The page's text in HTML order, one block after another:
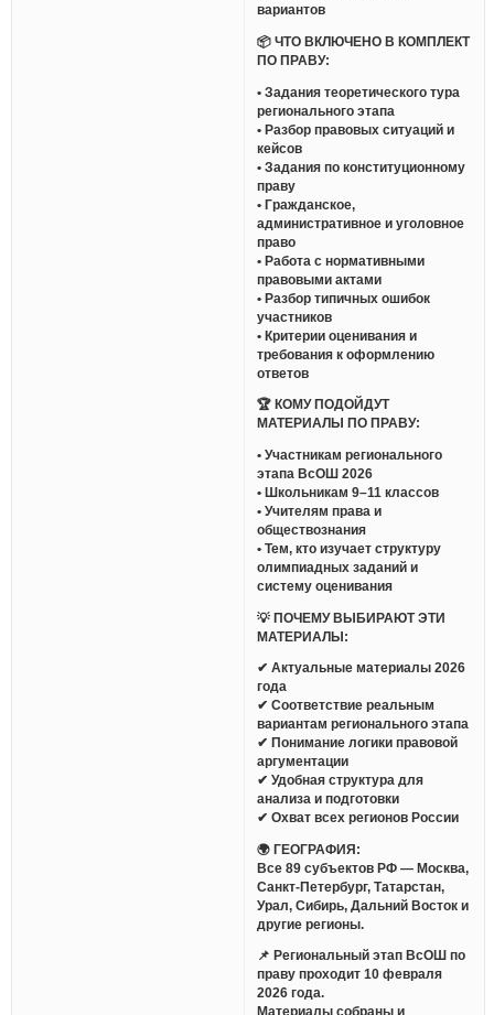
вариантов
📦 ЧТО ВКЛЮЧЕНО В КОМПЛЕКТ
ПО ПРАВУ:
• Задания теоретического тура
регионального этапа
• Разбор правовых ситуаций и
кейсов
• Задания по конституционному
праву
• Гражданское,
административное и уголовное
право
• Работа с нормативными
правовыми актами
• Разбор типичных ошибок
участников
• Критерии оценивания и
требования к оформлению
ответов
🏆 КОМУ ПОДОЙДУТ
МАТЕРИАЛЫ ПО ПРАВУ:
• Участникам регионального
этапа ВсОШ 2026
• Школьникам 9–11 классов
• Учителям права и
обществознания
• Тем, кто изучает структуру
олимпиадных заданий и
систему оценивания
💡 ПОЧЕМУ ВЫБИРАЮТ ЭТИ
МАТЕРИАЛЫ:
✔ Актуальные материалы 2026
года
✔ Соответствие реальным
вариантам регионального этапа
✔ Понимание логики правовой
аргументации
✔ Удобная структура для
анализа и подготовки
✔ Охват всех регионов России
🌍 ГЕОГРАФИЯ:
Все 89 субъектов РФ — Москва,
Санкт-Петербург, Татарстан,
Урал, Сибирь, Дальний Восток и
другие регионы.
📌 Региональный этап ВсОШ по
праву проходит 10 февраля
2026 года.
Материалы собраны и